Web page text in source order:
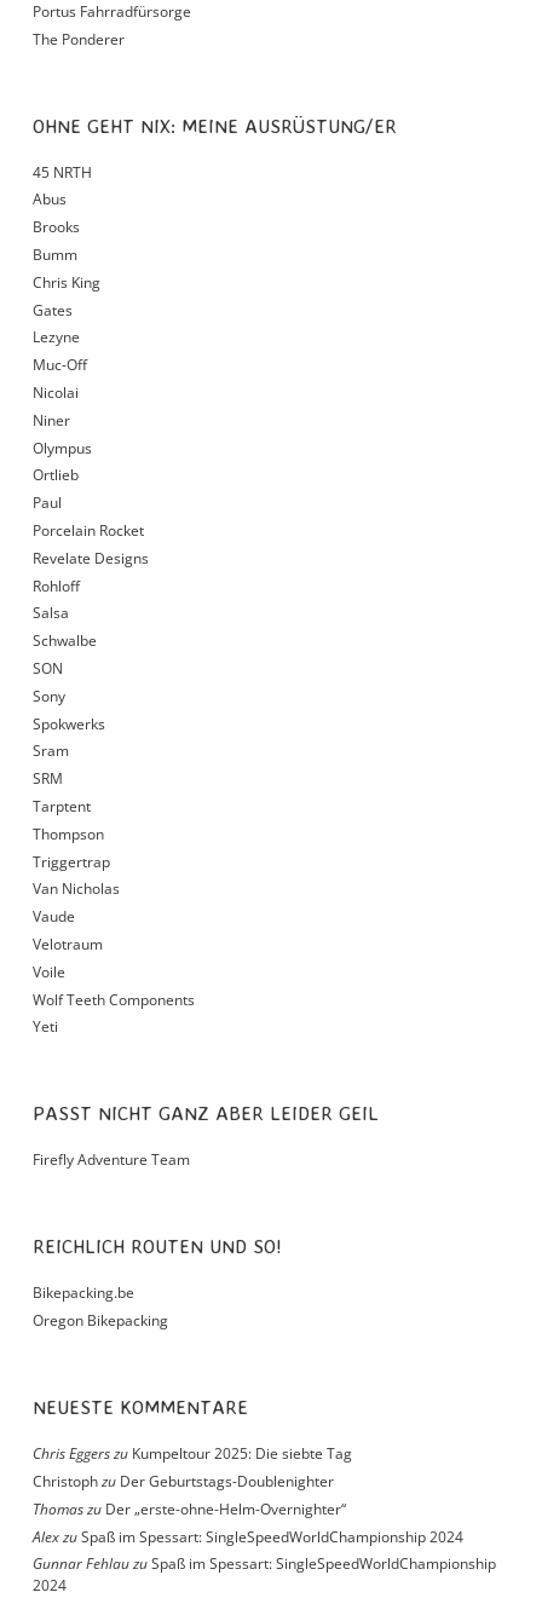
Portus Fahrradfürsorge
The Ponderer
OHNE GEHT NIX: MEINE AUSRÜSTUNG/ER
45 NRTH
Abus
Brooks
Bumm
Chris King
Gates
Lezyne
Muc-Off
Nicolai
Niner
Olympus
Ortlieb
Paul
Porcelain Rocket
Revelate Designs
Rohloff
Salsa
Schwalbe
SON
Sony
Spokwerks
Sram
SRM
Tarptent
Thompson
Triggertrap
Van Nicholas
Vaude
Velotraum
Voile
Wolf Teeth Components
Yeti
PASST NICHT GANZ ABER LEIDER GEIL
Firefly Adventure Team
REICHLICH ROUTEN UND SO!
Bikepacking.be
Oregon Bikepacking
NEUESTE KOMMENTARE
Chris Eggerszu Kumpeltour 2025: Die siebte Tag
Christophzu Der Geburtstags-Doublenighter
Thomaszu Der „erste-ohne-Helm-Overnighter“
AlexzuSpaß im Spessart: SingleSpeedWorldChampionship 2024
Gunnar FehlauzuSpaß im Spessart: SingleSpeedWorldChampionship
2024